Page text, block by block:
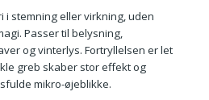
i stemning eller virkning, uden
Passer til belysning,
og vinterlys. Fortryllelsen er let
greb skaber stor effekt og
mikro-øjeblikke.